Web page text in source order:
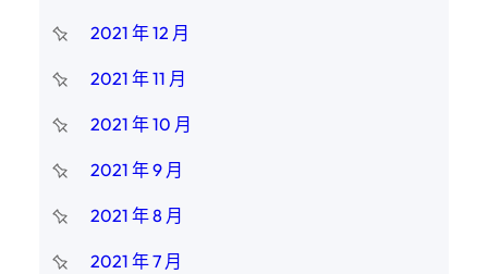
2021 年 12 月
2021 年 11 月
2021 年 10 月
2021 年 9 月
2021 年 8 月
2021 年 7 月